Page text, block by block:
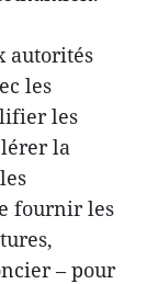
autorités
les
les
la
fournir les
– pour